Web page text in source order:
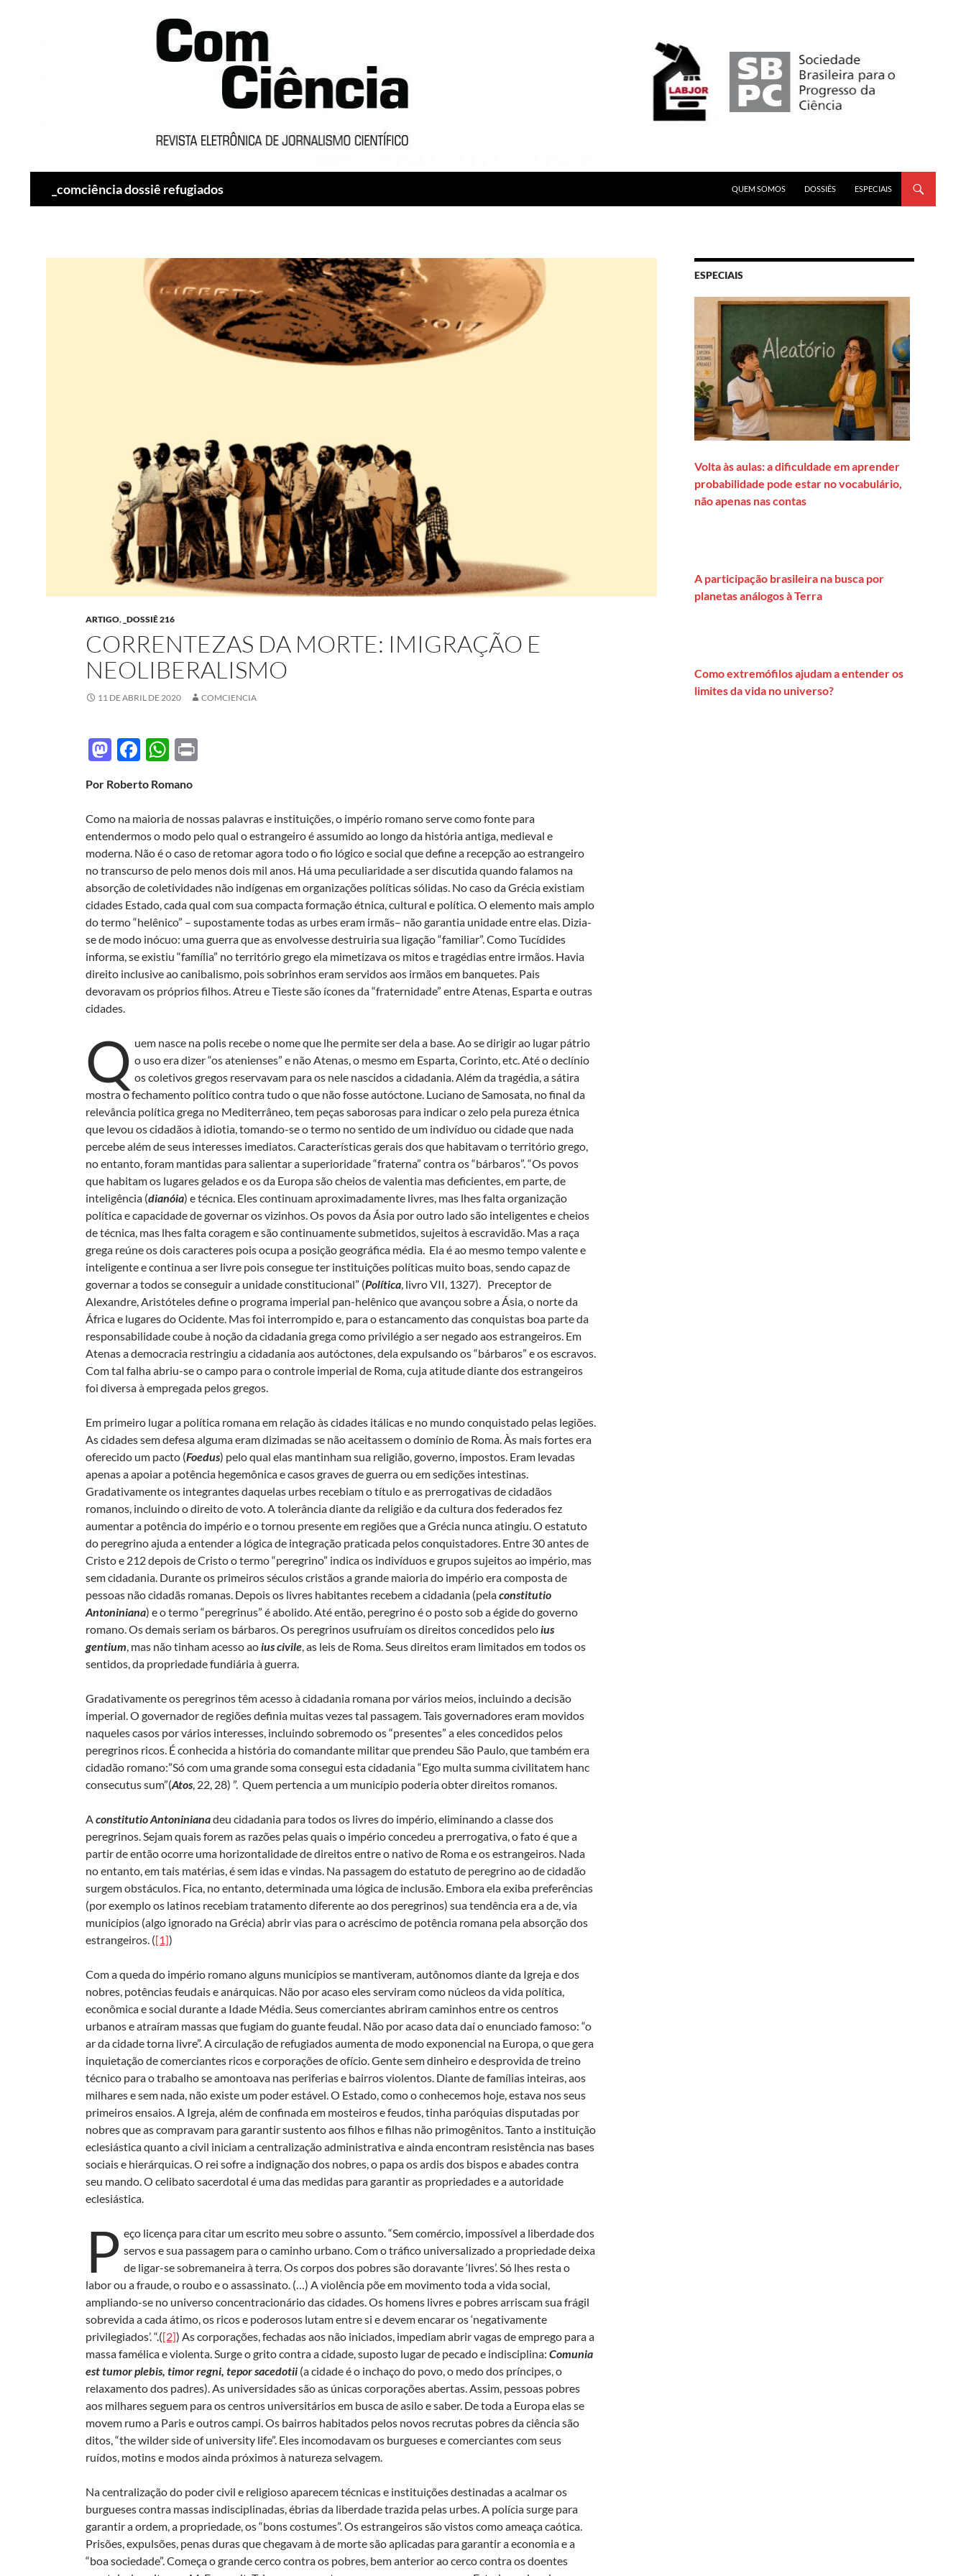
_comciência dossiê refugiados
QUEM SOMOS
DOSSIÊS ESPECIAIS
ARTIGO, _DOSSIÊ 216
CORRENTEZAS DA MORTE: IMIGRAÇÃO E
NEOLIBERALISMO
11 DE ABRIL DE 2020 COMCIENCIA
M
to
d
o
n
F
e
b
o
o
k
W
at
s
A
p
p
Por Roberto Romano
Como na maioria de nossas palavras e instituições, o império romano serve como fonte para
entendermos o modo pelo qual o estrangeiro é assumido ao longo da história antiga, medieval e
moderna. Não é o caso de retomar agora todo o fio lógico e social que define a recepção ao estrangeiro
no transcurso de pelo menos dois mil anos. Há uma peculiaridade a ser discutida quando falamos na
absorção de coletividades não indígenas em organizações políticas sólidas. No caso da Grécia existiam
cidades Estado, cada qual com sua compacta formação étnica, cultural e política. O elemento mais amplo
do termo “helênico” – supostamente todas as urbes eram irmãs– não garantia unidade entre elas. Dizia-
se de modo inócuo: uma guerra que as envolvesse destruiria sua ligação “familiar”. Como Tucídides
informa, se existiu “família” no território grego ela mimetizava os mitos e tragédias entre irmãos. Havia
direito inclusive ao canibalismo, pois sobrinhos eram servidos aos irmãos em banquetes. Pais
devoravam os próprios filhos. Atreu e Tieste são ícones da “fraternidade” entre Atenas, Esparta e outras
cidades.
Q uem nasce na polis recebe o nome que lhe permite ser dela a base. Ao se dirigir ao lugar pátrio
o uso era dizer “os atenienses” e não Atenas, o mesmo em Esparta, Corinto, etc. Até o declínio
os coletivos gregos reservavam para os nele nascidos a cidadania. Além da tragédia, a sátira
mostra o fechamento político contra tudo o que não fosse autóctone. Luciano de Samosata, no final da
relevância política grega no Mediterrâneo, tem peças saborosas para indicar o zelo pela pureza étnica
que levou os cidadãos à idiotia, tomando-se o termo no sentido de um indivíduo ou cidade que nada
percebe além de seus interesses imediatos. Características gerais dos que habitavam o território grego,
no entanto, foram mantidas para salientar a superioridade “fraterna” contra os “bárbaros”. “Os povos
que habitam os lugares gelados e os da Europa são cheios de valentia mas deficientes, em parte, de
inteligência (dianóia) e técnica. Eles continuam aproximadamente livres, mas lhes falta organização
política e capacidade de governar os vizinhos. Os povos da Ásia por outro lado são inteligentes e cheios
de técnica, mas lhes falta coragem e são continuamente submetidos, sujeitos à escravidão. Mas a raça
grega reúne os dois caracteres pois ocupa a posição geográfica média. Ela é ao mesmo tempo valente e
inteligente e continua a ser livre pois consegue ter instituições políticas muito boas, sendo capaz de
governar a todos se conseguir a unidade constitucional” (Política , livro VII, 1327). Preceptor de
Alexandre, Aristóteles define o programa imperial pan-helênico que avançou sobre a Ásia, o norte da
África e lugares do Ocidente. Mas foi interrompido e, para o estancamento das conquistas boa parte da
responsabilidade coube à noção da cidadania grega como privilégio a ser negado aos estrangeiros. Em
Atenas a democracia restringiu a cidadania aos autóctones, dela expulsando os “bárbaros” e os escravos.
Com tal falha abriu-se o campo para o controle imperial de Roma, cuja atitude diante dos estrangeiros
foi diversa à empregada pelos gregos.
Em primeiro lugar a política romana em relação às cidades itálicas e no mundo conquistado pelas legiões.
As cidades sem defesa alguma eram dizimadas se não aceitassem o domínio de Roma. Às mais fortes era
oferecido um pacto (Foedus) pelo qual elas mantinham sua religião, governo, impostos. Eram levadas
apenas a apoiar a potência hegemônica e casos graves de guerra ou em sedições intestinas.
Gradativamente os integrantes daquelas urbes recebiam o título e as prerrogativas de cidadãos
romanos, incluindo o direito de voto. A tolerância diante da religião e da cultura dos federados fez
aumentar a potência do império e o tornou presente em regiões que a Grécia nunca atingiu. O estatuto
do peregrino ajuda a entender a lógica de integração praticada pelos conquistadores. Entre 30 antes de
Cristo e 212 depois de Cristo o termo “peregrino” indica os indivíduos e grupos sujeitos ao império, mas
sem cidadania. Durante os primeiros séculos cristãos a grande maioria do império era composta de
pessoas não cidadãs romanas. Depois os livres habitantes recebem a cidadania (pelaconstitutio
Antoniniana) e o termo “peregrinus” é abolido. Até então, peregrino é o posto sob a égide do governo
romano. Os demais seriam os bárbaros. Os peregrinos usufruíam os direitos concedidos pelo ius
gentium , mas não tinham acesso ao ius civile , as leis de Roma. Seus direitos eram limitados em todos os
sentidos, da propriedade fundiária à guerra.
Gradativamente os peregrinos têm acesso à cidadania romana por vários meios, incluindo a decisão
imperial. O governador de regiões definia muitas vezes tal passagem. Tais governadores eram movidos
naqueles casos por vários interesses, incluindo sobremodo os “presentes” a eles concedidos pelos
peregrinos ricos. É conhecida a história do comandante militar que prendeu São Paulo, que também era
cidadão romano:”Só com uma grande soma consegui esta cidadania “Ego multa summa civilitatem hanc
consecutus sum”(Atos , 22, 28) ”. Quem pertencia a um município poderia obter direitos romanos.
A constitutio Antoninianadeu cidadania para todos os livres do império, eliminando a classe dos
peregrinos. Sejam quais forem as razões pelas quais o império concedeu a prerrogativa, o fato é que a
partir de então ocorre uma horizontalidade de direitos entre o nativo de Roma e os estrangeiros. Nada
no entanto, em tais matérias, é sem idas e vindas. Na passagem do estatuto de peregrino ao de cidadão
surgem obstáculos. Fica, no entanto, determinada uma lógica de inclusão. Embora ela exiba preferências
(por exemplo os latinos recebiam tratamento diferente ao dos peregrinos) sua tendência era a de, via
municípios (algo ignorado na Grécia) abrir vias para o acréscimo de potência romana pela absorção dos
estrangeiros. ([1])
Com a queda do império romano alguns municípios se mantiveram, autônomos diante da Igreja e dos
nobres, potências feudais e anárquicas. Não por acaso eles serviram como núcleos da vida política,
econômica e social durante a Idade Média. Seus comerciantes abriram caminhos entre os centros
urbanos e atraíram massas que fugiam do guante feudal. Não por acaso data daí o enunciado famoso: “o
ar da cidade torna livre”. A circulação de refugiados aumenta de modo exponencial na Europa, o que gera
inquietação de comerciantes ricos e corporações de ofício. Gente sem dinheiro e desprovida de treino
técnico para o trabalho se amontoava nas periferias e bairros violentos. Diante de famílias inteiras, aos
milhares e sem nada, não existe um poder estável. O Estado, como o conhecemos hoje, estava nos seus
primeiros ensaios. A Igreja, além de confinada em mosteiros e feudos, tinha paróquias disputadas por
nobres que as compravam para garantir sustento aos filhos e filhas não primogênitos. Tanto a instituição
eclesiástica quanto a civil iniciam a centralização administrativa e ainda encontram resistência nas bases
sociais e hierárquicas. O rei sofre a indignação dos nobres, o papa os ardis dos bispos e abades contra
seu mando. O celibato sacerdotal é uma das medidas para garantir as propriedades e a autoridade
eclesiástica.
P eço licença para citar um escrito meu sobre o assunto. “Sem comércio, impossível a liberdade dos
servos e sua passagem para o caminho urbano. Com o tráfico universalizado a propriedade deixa
de ligar-se sobremaneira à terra. Os corpos dos pobres são doravante ‘livres’. Só lhes resta o
labor ou a fraude, o roubo e o assassinato. (…) A violência põe em movimento toda a vida social,
ampliando-se no universo concentracionário das cidades. Os homens livres e pobres arriscam sua frágil
sobrevida a cada átimo, os ricos e poderosos lutam entre si e devem encarar os ‘negativamente
privilegiados’. “.([2]) As corporações, fechadas aos não iniciados, impediam abrir vagas de emprego para a
massa famélica e violenta. Surge o grito contra a cidade, suposto lugar de pecado e indisciplina: Comunia
est tumor plebis, timor regni, tepor sacedotii (a cidade é o inchaço do povo, o medo dos príncipes, o
relaxamento dos padres). As universidades são as únicas corporações abertas. Assim, pessoas pobres
aos milhares seguem para os centros universitários em busca de asilo e saber. De toda a Europa elas se
movem rumo a Paris e outros campi. Os bairros habitados pelos novos recrutas pobres da ciência são
ditos, “the wilder side of university life”. Eles incomodavam os burgueses e comerciantes com seus
ruídos, motins e modos ainda próximos à natureza selvagem.
Na centralização do poder civil e religioso aparecem técnicas e instituições destinadas a acalmar os
burgueses contra massas indisciplinadas, ébrias da liberdade trazida pelas urbes. A polícia surge para
garantir a ordem, a propriedade, os “bons costumes”. Os estrangeiros são vistos como ameaça caótica.
Prisões, expulsões, penas duras que chegavam à de morte são aplicadas para garantir a economia e a
“boa sociedade”. Começa o grande cerco contra os pobres, bem anterior ao cerco contra os doentes
ESPECIAIS
Volta às aulas: a dificuldade em aprender
probabilidade pode estar no vocabulário,
não apenas nas contas
A participação brasileira na busca por
planetas análogos à Terra
Como extremófilos ajudam a entender os
limites da vida no universo?